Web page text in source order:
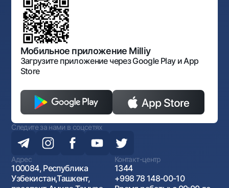
Карта сайта
Галерея изобразительного искусства Узбекистана
документов
Нормативно-правовые документы
Порядок и режим работы НБУ
Открытые данные
Антимонопольный комплаенс
Мобильное приложение Milliy
Загрузите приложение через Google Play и App
Store
Следите за нами в соцсетях
Адрес
100084, Республика
Узбекистан,Ташкент,
Контакт-центр
1344
+998 78 148-00-10